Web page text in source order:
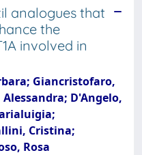
analogues that
the
involved in
Giancristofaro,
D'Angelo,
Cristina;
Rosa